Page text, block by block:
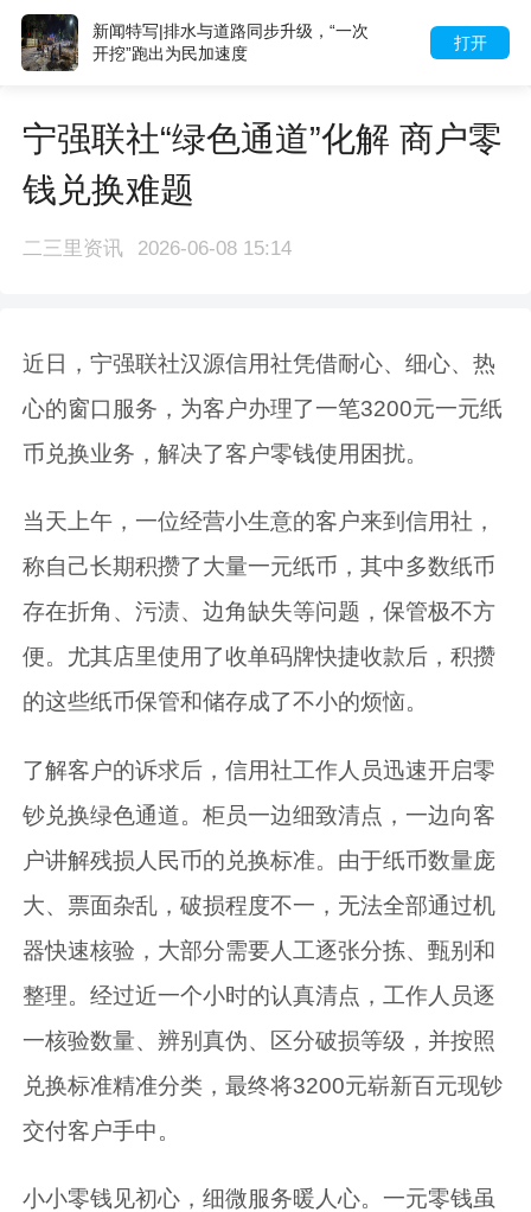
打开
新闻特写|排水与道路同步升级，“一次
开挖”跑出为民加速度
宁强联社“绿色通道”化解 商户零
钱兑换难题
二三里资讯 2026-06-08 15:14
近日，宁强联社汉源信用社凭借耐心、细心、热
心的窗口服务，为客户办理了一笔3200元一元纸
币兑换业务，解决了客户零钱使用困扰。
当天上午，一位经营小生意的客户来到信用社，
称自己长期积攒了大量一元纸币，其中多数纸币
存在折角、污渍、边角缺失等问题，保管极不方
便。尤其店里使用了收单码牌快捷收款后，积攒
的这些纸币保管和储存成了不小的烦恼。
了解客户的诉求后，信用社工作人员迅速开启零
钞兑换绿色通道。柜员一边细致清点，一边向客
户讲解残损人民币的兑换标准。由于纸币数量庞
大、票面杂乱，破损程度不一，无法全部通过机
器快速核验，大部分需要人工逐张分拣、甄别和
整理。经过近一个小时的认真清点，工作人员逐
一核验数量、辨别真伪、区分破损等级，并按照
兑换标准精准分类，最终将3200元崭新百元现钞
交付客户手中。
小小零钱见初心，细微服务暖人心。一元零钱虽